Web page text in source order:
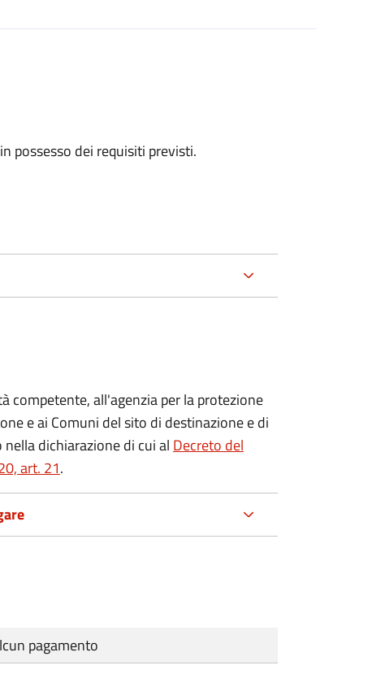
possesso dei requisiti previsti.
competente, all'agenzia per la protezione
e ai Comuni del sito di destinazione e di
dichiarazione di cui al Decreto del
art. 21.
pagamento